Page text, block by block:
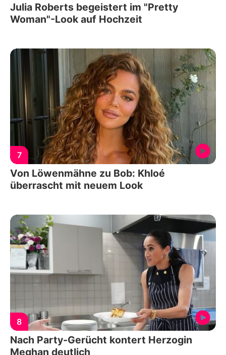
Julia Roberts begeistert im "Pretty
Woman"-Look auf Hochzeit
7
Von Löwenmähne zu Bob: Khloé
überrascht mit neuem Look
8
Nach Party-Gerücht kontert Herzogin
Meghan deutlich